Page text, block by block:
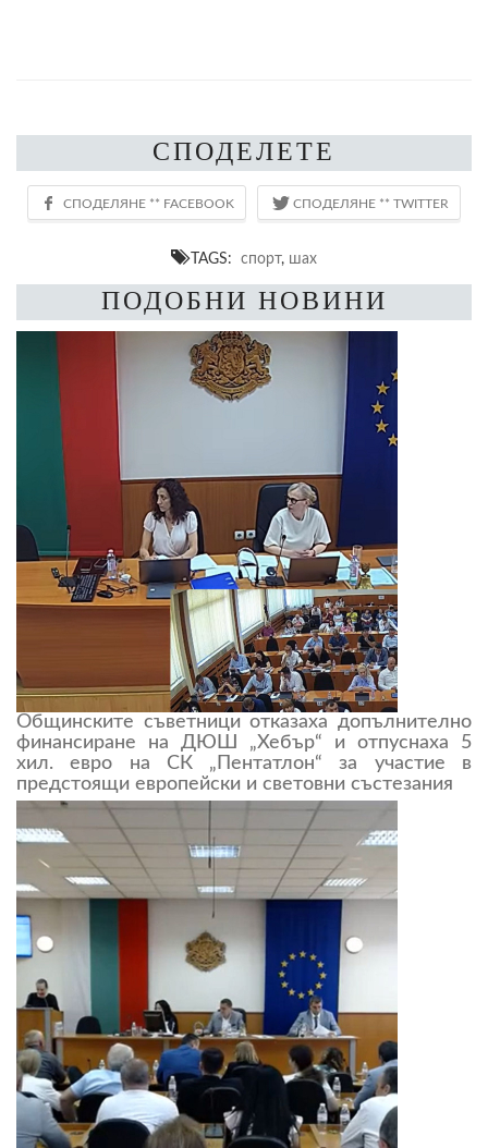
СПОДЕЛЕТЕ
TAGS: спорт, шах
ПОДОБНИ НОВИНИ
Общинските съветници отказаха допълнително
финансиране на ДЮШ „Хебър“ и отпуснаха 5
хил. евро на СК „Пентатлон“ за участие в
предстоящи европейски и световни състезания